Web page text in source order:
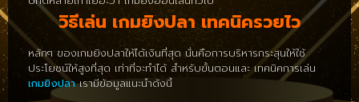
วิธีเล่น เกมยิงปลาเทคนิครวยไว
หลักๆ ของเกมยิงปลาให้ได้เงินที่สุด นั่นคือการบริหารกระสุนให้ใช้
ประโยชน์ให้สูงที่สุด เท่าที่จะทำได้ สำหรับขั้นตอนและ เทคนิคการเล่น
เกมยิงปลาเรามีข้อมูลแนะนำดังนี้